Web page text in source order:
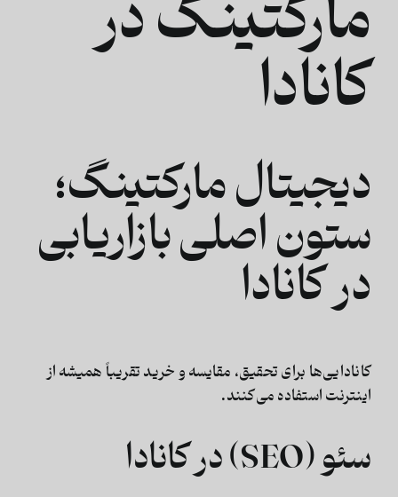
مارکتینگ در
کانادا
دیجیتال مارکتینگ؛
ستون اصلی بازاریابی
در کانادا
کانادایی‌ها برای تحقیق، مقایسه و خرید تقریباً همیشه از
اینترنت استفاده می‌کنند.
سئو (SEO) در کانادا